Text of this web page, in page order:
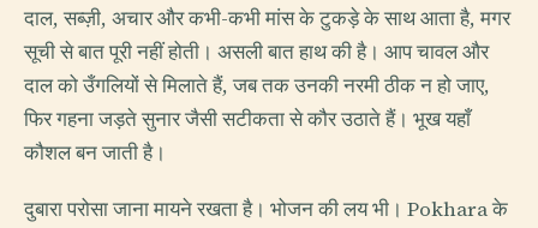
दाल, सब्ज़ी, अचार और कभी-कभी मांस के टुकड़े के साथ आता है, मगर
सूची से बात पूरी नहीं होती। असली बात हाथ की है। आप चावल और
दाल को उँगलियों से मिलाते हैं, जब तक उनकी नरमी ठीक न हो जाए,
फिर गहना जड़ते सुनार जैसी सटीकता से कौर उठाते हैं। भूख यहाँ
कौशल बन जाती है।
दुबारा परोसा जाना मायने रखता है। भोजन की लय भी। Pokhara के